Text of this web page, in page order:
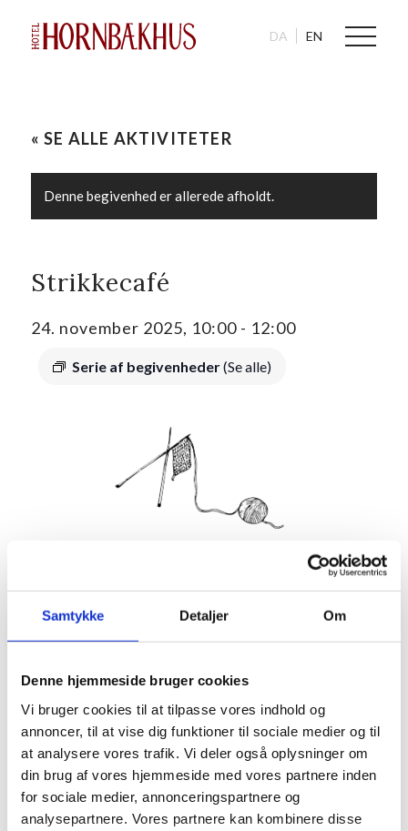
Samtykke Detaljer Om
Denne hjemmeside bruger cookies
Vi bruger cookies til at tilpasse vores indhold og
annoncer, til at vise dig funktioner til sociale medier og til
at analysere vores trafik. Vi deler også oplysninger om
din brug af vores hjemmeside med vores partnere inden
for sociale medier, annonceringspartnere og
analysepartnere. Vores partnere kan kombinere disse
DA EN
« SE ALLE AKTIVITETER
Denne begivenhed er allerede afholdt.
Strikkecafé
24. november 2025, 10:00- 12:00
Serie af begivenheder(Se alle)
Hver mandag og torsdag inviterer vi indenfor til strik og
hækling i en af stuerne. Strikkecaféen er et samlingspunkt
for alle der synes, det er hyggeligt at mødes og strikke
Vi byder på en kop kaffe og te.
Info
Dato:
24. november
2025
TILMELD